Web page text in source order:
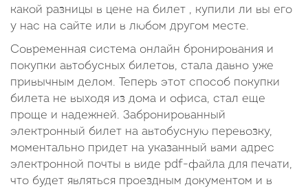
какой разницы в цене на билет , купили ли вы его
у нас на сайте или в любом другом месте.
Современная система онлайн бронирования и
покупки автобусных билетов, стала давно уже
привычным делом. Теперь этот способ покупки
билета не выходя из дома и офиса, стал еще
проще и надежней. Забронированный
электронный билет на автобусную перевозку,
моментально придет на указанный вами адрес
электронной почты в виде pdf-файла для печати,
что будет являться проездным документом и в